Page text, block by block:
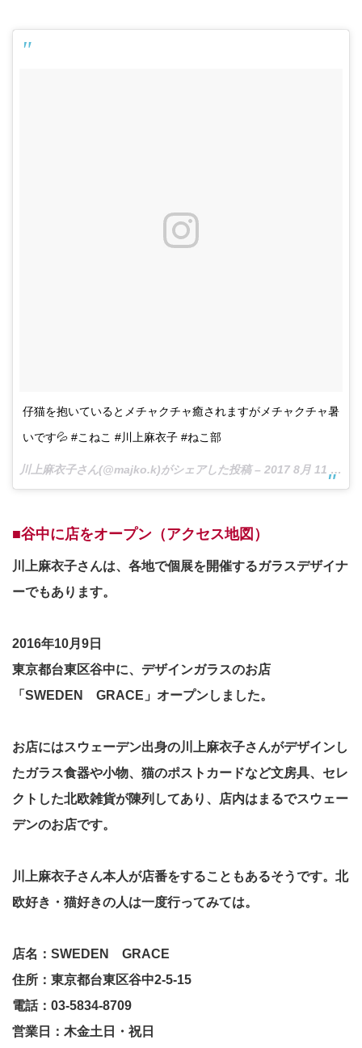
仔猫を抱いているとメチャクチャ癒されますがメチャクチャ暑
いです💦 #こねこ #川上麻衣子 #ねこ部
川上麻衣子さん(@majko.k)がシェアした投稿 – 2017 8月 11 9:42午後 PDT
■谷中に店をオープン（アクセス地図）
川上麻衣子さんは、各地で個展を開催するガラスデザイナ
ーでもあります。
2016年10月9日
東京都台東区谷中に、デザインガラスのお店
「SWEDEN GRACE」オープンしました。
お店にはスウェーデン出身の川上麻衣子さんがデザインし
たガラス食器や小物、猫のポストカードなど文房具、セレ
クトした北欧雑貨が陳列してあり、店内はまるでスウェー
デンのお店です。
川上麻衣子さん本人が店番をすることもあるそうです。北
欧好き・猫好きの人は一度行ってみては。
店名：SWEDEN GRACE
住所：東京都台東区谷中2-5-15
電話：03-5834-8709
営業日：木金土日・祝日